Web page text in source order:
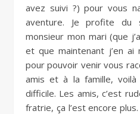
avez suivi ?) pour vous
aventure. Je profite du
monsieur mon mari (que
et que maintenant j’en
pour pouvoir venir vous
amis et à la famille,
difficile. Les amis, c’est
fratrie, ça l’est encore